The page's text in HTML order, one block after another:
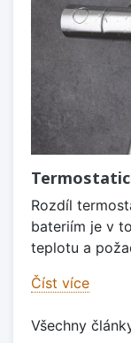
Rozdíl
bateriím je v
teplotu a
Číst více
Všechny